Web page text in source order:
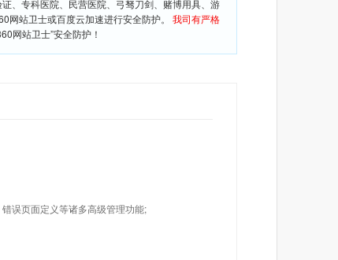
、专科医院、民营医院、弓驽刀剑、赌博用具、游
网站卫士或百度云加速进行安全防护。 我司有严格
网站卫士”安全防护！
误页面定义等诸多高级管理功能;